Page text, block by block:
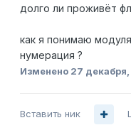
долго ли проживёт
как я понимаю
нумерация ?
Изменено 27
Вставить ник